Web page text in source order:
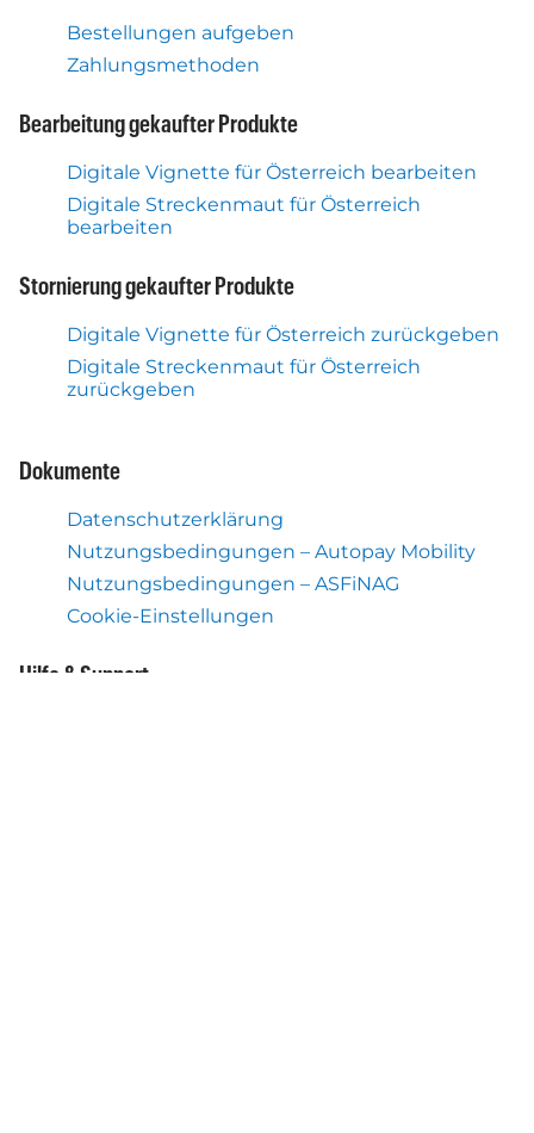
Bestellungen aufgeben
Zahlungsmethoden
Bearbeitung gekaufter Produkte
Digitale Vignette für Österreich bearbeiten
Digitale Streckenmaut für Österreich
bearbeiten
Stornierung gekaufter Produkte
Digitale Vignette für Österreich zurückgeben
Digitale Streckenmaut für Österreich
zurückgeben
Dokumente
Datenschutzerklärung
Nutzungsbedingungen – Autopay Mobility
Nutzungsbedingungen – ASFiNAG
Cookie-Einstellungen
Hilfe & Support